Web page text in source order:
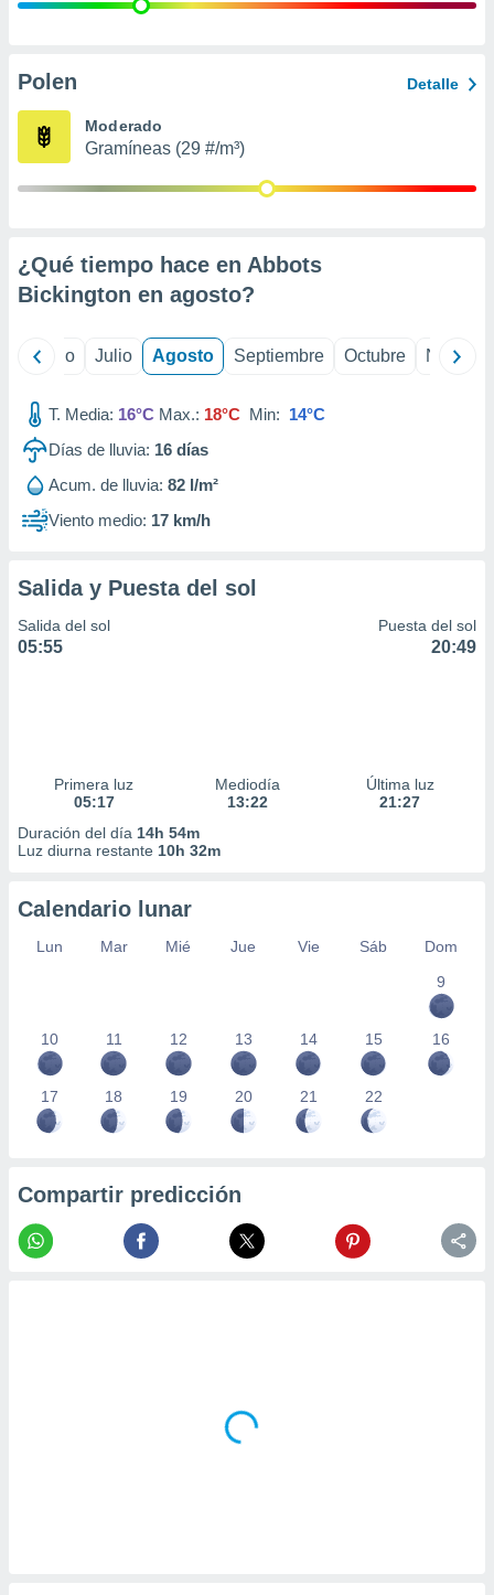
e
publicidad
Polen Detalle
Moderado
Gramíneas (29 #/m³)
¿Qué tiempo hace en Abbots
Bickington en agosto?
Junio Julio Agosto Septiembre Octubre
T. Media: 16°C Max.: 18°C Min: 14°C
Días de lluvia: 16 días
Acum. de lluvia: 82 l/m²
Viento medio: 17 km/h
Salida y Puesta del sol
Salida del sol
05:55
Puesta del sol
20:49
Primera luz
05:17
Mediodía
13:22
Última luz
21:27
Duración del día 14h 54m
Luz diurna restante 10h 32m
Calendario lunar
Lun Mar Mié Jue Vie Sáb
Dom
9
10 11 12 13 14 15 16
17 18 19 20 21 22
Compartir predicción